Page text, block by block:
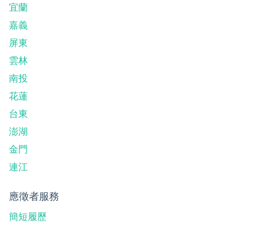
宜蘭
嘉義
屏東
雲林
南投
花蓮
台東
澎湖
金門
連江
應徵者服務
簡短履歷